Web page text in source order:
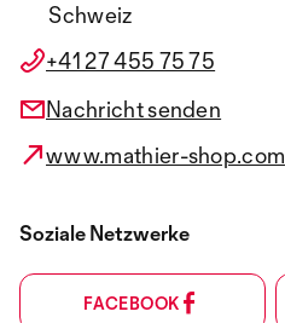
Schweiz
+41 27 455 75 75
Nachricht senden
www.mathier-shop.com
Soziale Netzwerke
FACEBOOK